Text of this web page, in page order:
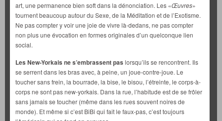
art, une permanence bien soft dans la dénonciation. Les «Œuvres»
tournent beaucoup autour du Sexe, de la Méditation et de l’Exotisme.
Ne pas compter y voir une joie de vivre là-dedans, ne pas compter
non plus une évocation en formes originales d’un quelconque lien
social.
Les New-Yorkais ne s’embrassent pas lorsqu’ils se rencontrent. Ils
se serrent dans les bras avec, à peine, un joue-contre-joue. Le
toucher sans frein, la bourrade, la bise, le bisou, l’étreinte, le corps-à-
corps ne sont pas new-yorkais. Dans la rue, l’habitude est de se frôler
sans jamais se toucher (même dans les rues souvent noires de
monde). Et même si c’est BiBi qui fait le faux-pas, c’est toujours